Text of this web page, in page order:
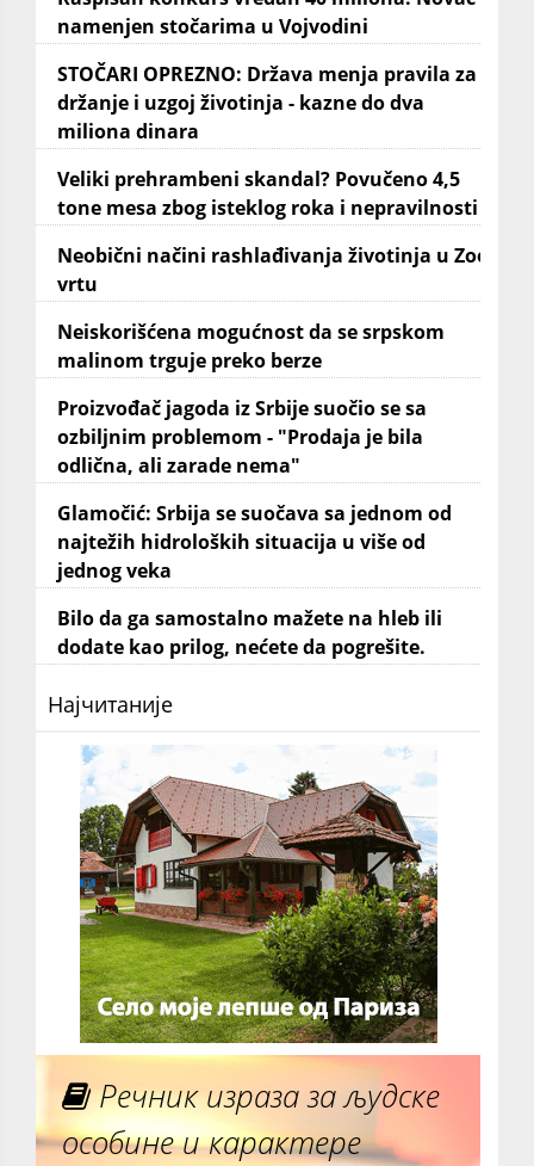
namenjen stočarima u Vojvodini
STOČARI OPREZNO: Država menja pravila za
držanje i uzgoj životinja - kazne do dva
miliona dinara
Veliki prehrambeni skandal? Povučeno 4,5
tone mesa zbog isteklog roka i nepravilnosti
Neobični načini rashlađivanja životinja u Zoo
vrtu
Neiskorišćena mogućnost da se srpskom
malinom trguje preko berze
Proizvođač jagoda iz Srbije suočio se sa
ozbiljnim problemom - "Prodaja je bila
odlična, ali zarade nema"
Glamočić: Srbija se suočava sa jednom od
najtežih hidroloških situacija u više od
jednog veka
Bilo da ga samostalno mažete na hleb ili
dodate kao prilog, nećete da pogrešite.
Најчитаније
Речник израза за људске
особине и карактере